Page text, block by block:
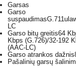
Garsas
Garso
suspaudimas
LC
Garso bitų greitis64
Kbps (G.726)/32-192
(AAC-LC)
Garso atrankos dažnis
Pašalinių garsų